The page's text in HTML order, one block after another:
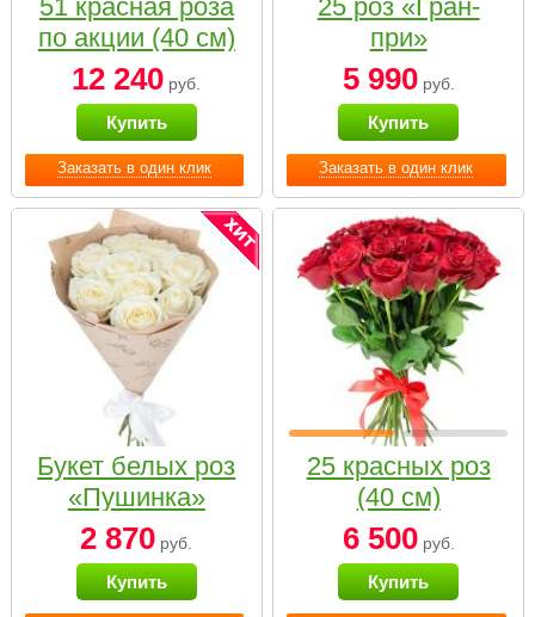
Заказать в один клик
51 красная роза
по акции (40 см)
12 240 руб.
Купить
Заказать в один клик
25 роз «Гран-
при»
5 990руб.
Купить
Букет белых роз
«Пушинка»
2 870 руб.
Купить
25 красных роз
(40 см)
6 500руб.
Купить